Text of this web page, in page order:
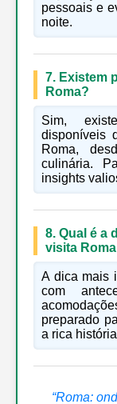
pessoais e
noite.
7. Existem
Roma?
Sim,
disponíveis
Roma,
culinária.
insights
8. Qual é a
visita
A dica mais
com
preparado
a rica
“Roma: